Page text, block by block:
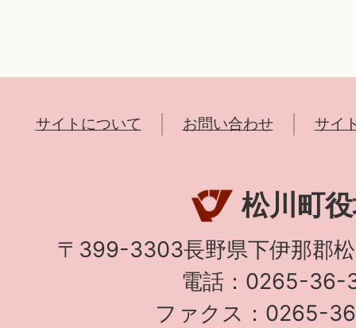
サイトについて お問い合わせ サイ
松川町
〒399-3303長野県下伊那郡
電話：0265-36-
ファクス：0265-